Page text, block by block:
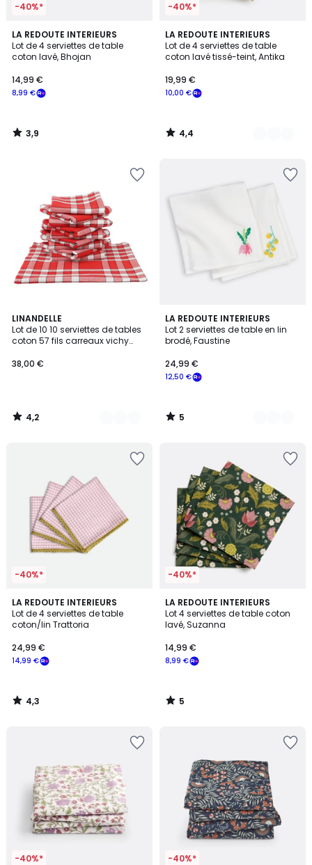
-40%*
LA REDOUTE INTERIEURS
Lot de 4 serviettes de table
coton lavé, Bhojan
8,99 €
14,99 €
3,9
/ 5
3,9
/
-40%*
LA REDOUTE INTERIEURS
Lot de 4 serviettes de table
coton lavé tissé-teint, Antika
10,00 €
19,99 €
4,4
/ 5
3
Couleurs
4,4
/
LINANDELLE
Lot de 10 10 serviettes de tables
coton 57 fils carreaux vichy
38,00 €
4,2
/ 5
5
Couleurs
4,2
/
LA REDOUTE INTERIEURS
Lot 2 serviettes de table en lin
brodé, Faustine
12,50 €
24,99 €
5
/
5
2
Couleurs
5
/
-40%*
LA REDOUTE INTERIEURS
Lot de 4 serviettes de table
coton/lin Trattoria
14,99 €
24,99 €
4,3
/ 5
4,3
/
-40%*
LA REDOUTE INTERIEURS
Lot 4 serviettes de table coton
lavé, Suzanna
8,99 €
14,99 €
5
/
5
5
/
-40%* -40%*